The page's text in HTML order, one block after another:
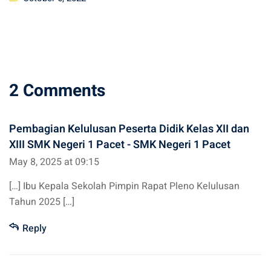
2 Comments
Pembagian Kelulusan Peserta Didik Kelas XII dan
XIII SMK Negeri 1 Pacet - SMK Negeri 1 Pacet
May 8, 2025 at 09:15
[…] Ibu Kepala Sekolah Pimpin Rapat Pleno Kelulusan
Tahun 2025 […]
Reply